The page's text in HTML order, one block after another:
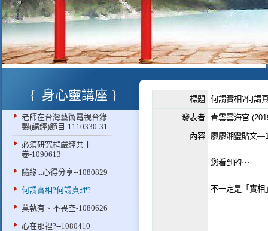
身心靈講座
老師在台灣藝術電視台錄
製(講經)節目-1110330-31
必須研究㮙嚴經共十
卷-1090613
隨緣...心得分享--1080829
何謂實相?何謂真理?
莫執有、不畏空-1080626
心在那裡?--1080410
標題 何謂實相?何謂
發表者 青雲雲海宮
內容 廖廖湘靈貼文
您看到的⋯
不一定是「實相